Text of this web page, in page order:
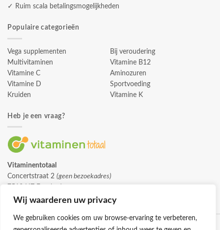
Wij waarderen uw privacy
We gebruiken cookies om uw browse-ervaring te verbeteren,
✓ Ruim scala betalingsmogelijkheden
Populaire categorieën
Vega supplementen
Multivitaminen
Vitamine C
Vitamine D
Kruiden
Bij veroudering
Vitamine B12
Aminozuren
Sportvoeding
Vitamine K
Heb je een vraag?
Vitaminentotaal
Concertstraat 2 (geen bezoekadres)
info@vitaminentotaal.nl